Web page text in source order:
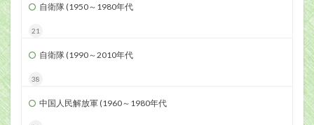
自衛隊 (1950～1980年代
21
自衛隊 (1990～2010年代
38
中国人民解放軍 (1960～1980年代